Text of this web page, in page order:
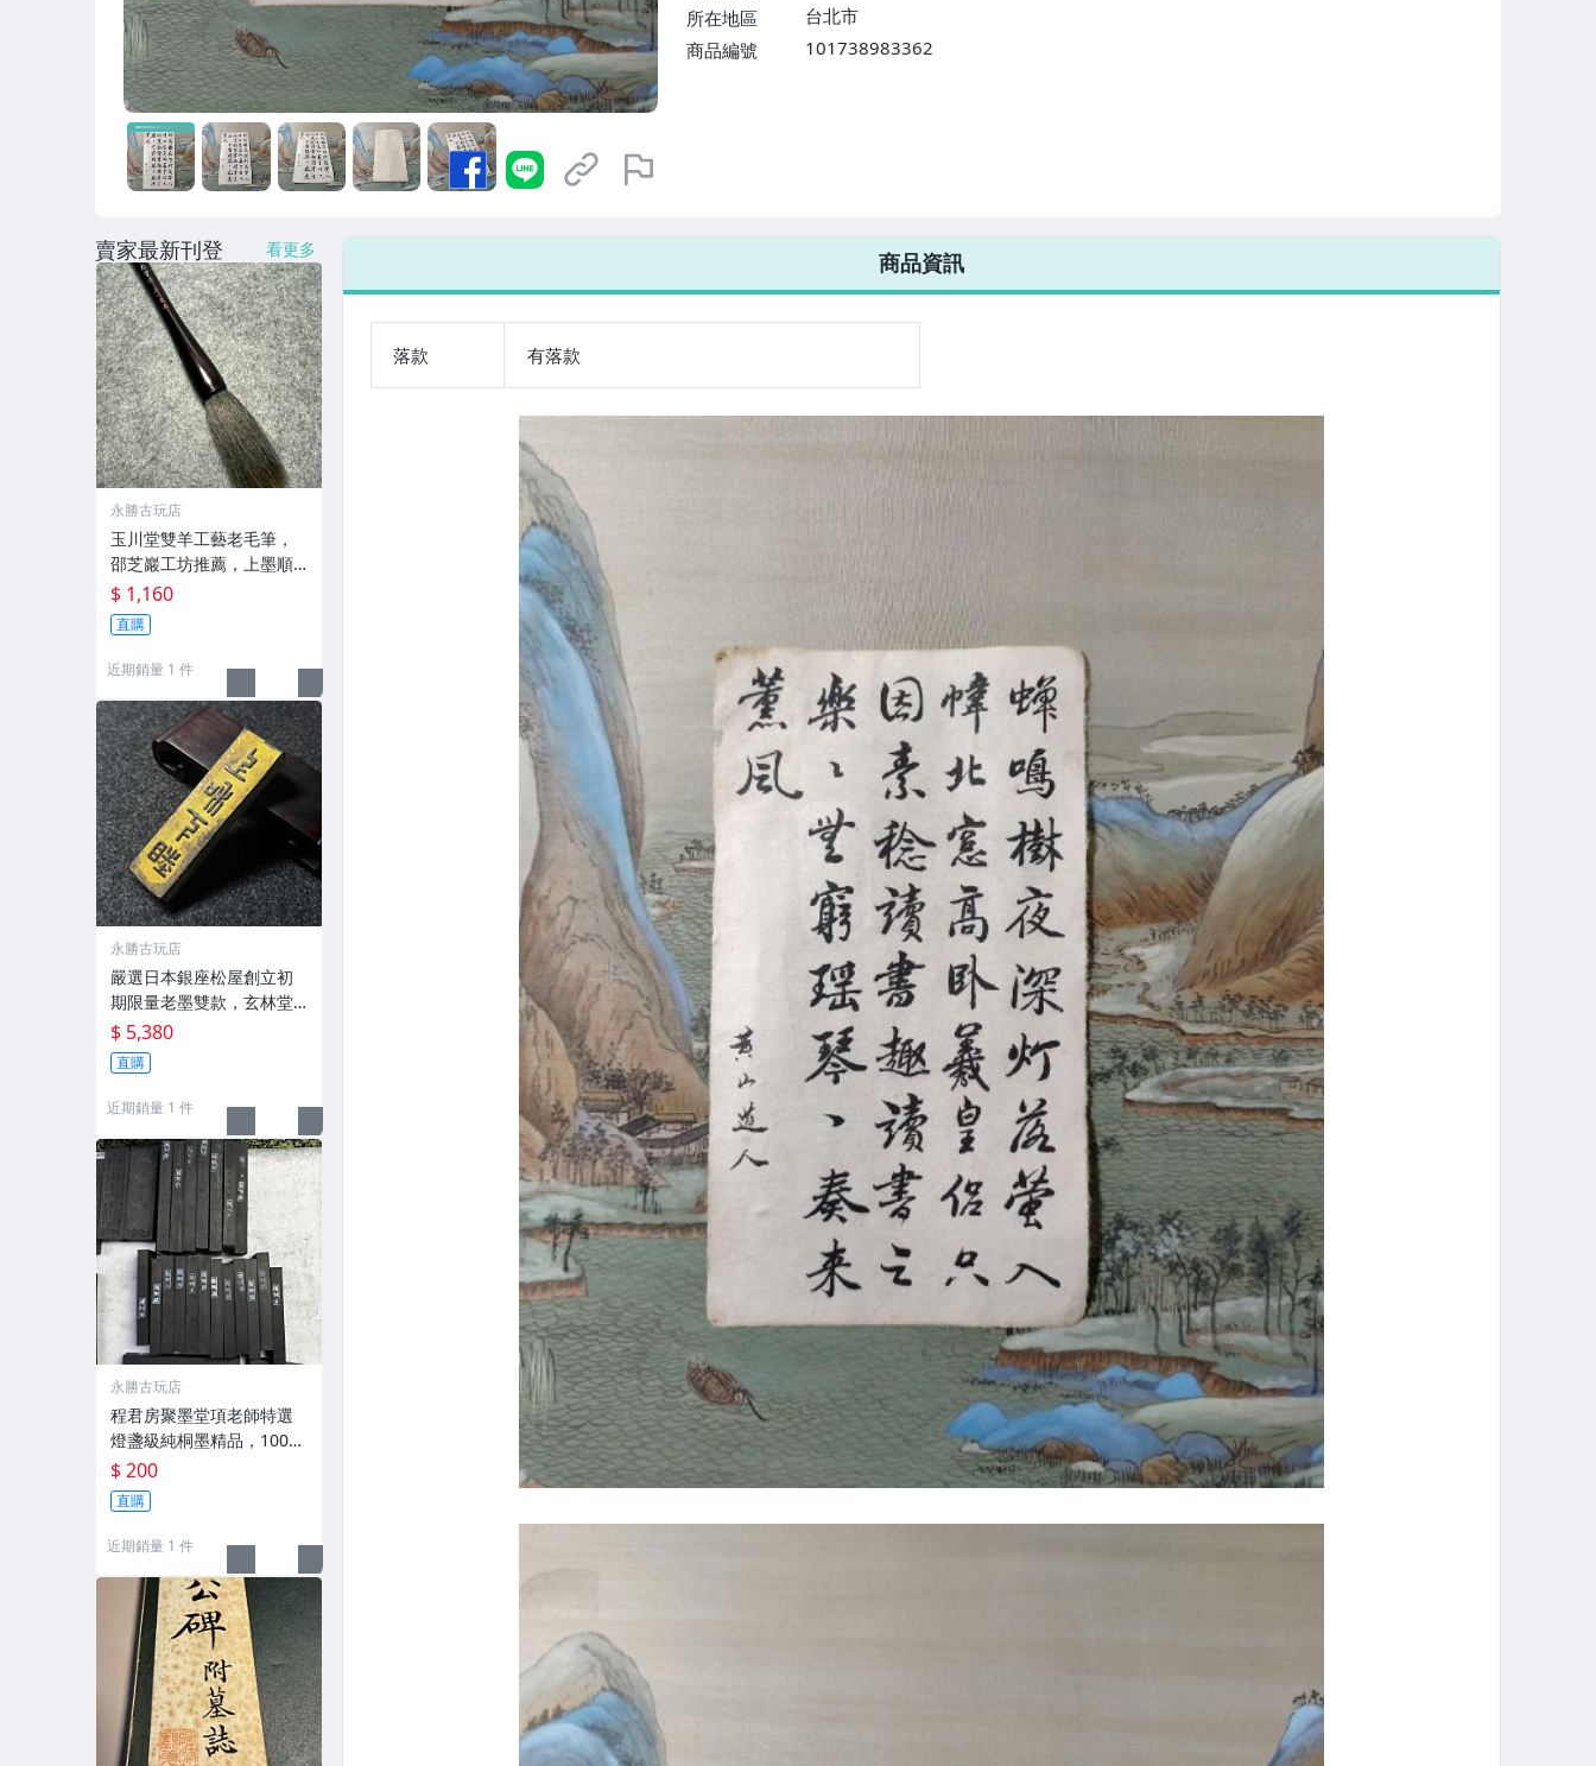
所在地區
台北市
商品編號
101738983362
商品資訊
落款 有落款
賣家最新刊登 看更多
永勝古玩店
玉川堂雙羊工藝老毛筆，
邵芝巖工坊推薦，上墨順
滑古墨專用 老墨 冬青 老筆
$ 1,160
直購
近期銷量 1 件
永勝古玩店
嚴選日本銀座松屋創立初
期限量老墨雙款，玄林堂
專為松屋打造，重量22.5
g，適合收藏及品味民國時
期古雅文化 文房用具 民國
古墨 收藏文玩
$ 5,380
直購
近期銷量 1 件
永勝古玩店
程君房聚墨堂項老師特選
燈盞級純桐墨精品，100克
以上，檀香墨質細膩黑亮
藍紫光放 檢驗嚴選推薦 燈
盞級墨 放藍紫光 檢驗嚴選
$ 200
直購
近期銷量 1 件